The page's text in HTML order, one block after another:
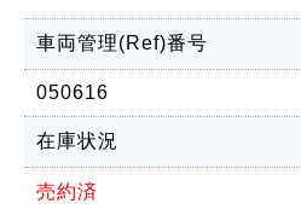
車両管理(Ref)番号
050616
在庫状況
売約済